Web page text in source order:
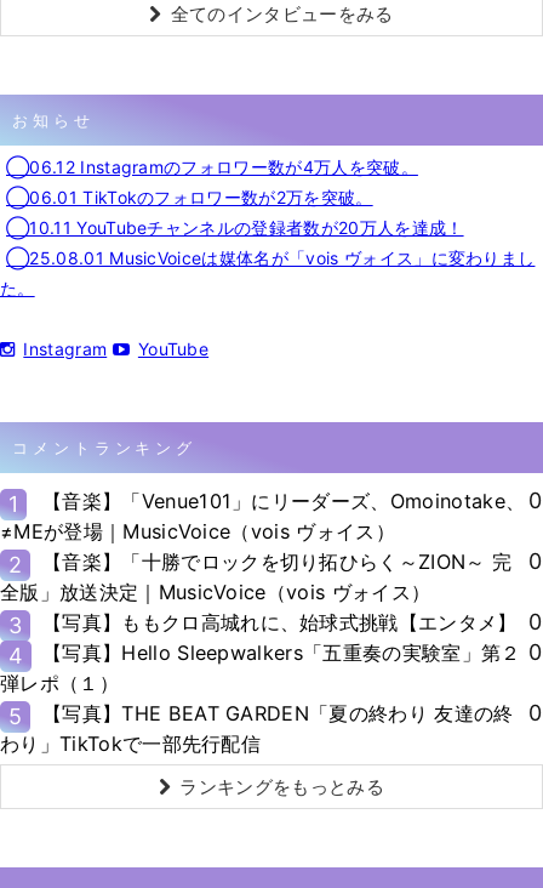
全てのインタビューをみる
お知らせ
◯06.12 Instagramのフォロワー数が4万人を突破。
◯06.01 TikTokのフォロワー数が2万を突破。
◯10.11 YouTubeチャンネルの登録者数が20万人を達成！
◯25.08.01 MusicVoiceは媒体名が「vois ヴォイス」に変わりまし
た。
Instagram YouTube
コメントランキング
1
【音楽】「Venue101」にリーダーズ、Omoinotake、
≠MEが登場｜MusicVoice（vois ヴォイス）
0
2
【音楽】「十勝でロックを切り拓ひらく～ZION～ 完
全版」放送決定｜MusicVoice（vois ヴォイス）
0
3 【写真】ももクロ高城れに、始球式挑戦【エンタメ】
0
4
【写真】Hello Sleepwalkers「五重奏の実験室」第２
弾レポ（１）
0
5
【写真】THE BEAT GARDEN「夏の終わり 友達の終
わり」TikTokで一部先行配信
0
ランキングをもっとみる